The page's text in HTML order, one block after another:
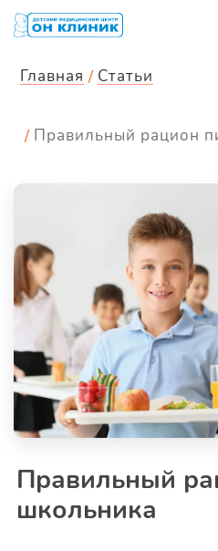
Главная Статьи
Правильный рацион
Правильный
школьника